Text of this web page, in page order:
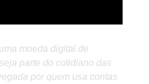
moeda digital de
parte do cotidiano das
por quem usa contas